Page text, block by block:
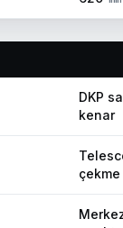
DKP
kenar
çekme